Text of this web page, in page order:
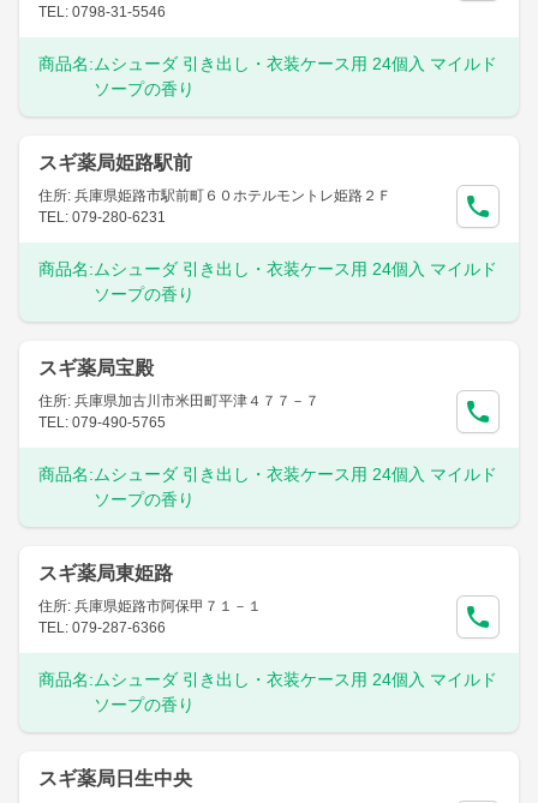
TEL: 0798-31-5546
商品名: ムシューダ 引き出し・衣装ケース用 24個入 マイルド
ソープの香り
スギ薬局姫路駅前
住所: 兵庫県姫路市駅前町６０ホテルモントレ姫路２Ｆ
TEL: 079-280-6231
商品名: ムシューダ 引き出し・衣装ケース用 24個入 マイルド
ソープの香り
スギ薬局宝殿
住所: 兵庫県加古川市米田町平津４７７－７
TEL: 079-490-5765
商品名: ムシューダ 引き出し・衣装ケース用 24個入 マイルド
ソープの香り
スギ薬局東姫路
住所: 兵庫県姫路市阿保甲７１－１
TEL: 079-287-6366
商品名: ムシューダ 引き出し・衣装ケース用 24個入 マイルド
ソープの香り
スギ薬局日生中央